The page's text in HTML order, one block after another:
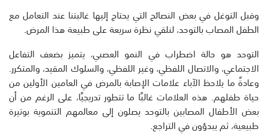
وقبل التوغل في بعض النصائح التي يحتاج إليها غالبتنا عند التعامل مع
الطفل المصاب بالتوحد، لنلقي نظرة سريعة على طبيعة هذا المرض.
التوحد هو حالة اضطراب في النمو العصبي، يتميز بضعف التفاعل
الاجتماعي، والاتصال اللفظي، وغير اللفظي، والسلوك المقيد، والمتكرر.
وعادةً ما يلاحظ الآباء علامات الإصابة بالمرض في العامين الأولين من
حياة طفلهم. هذه العلامات غالبًا ما تتطور تدريجيًا، على الرغم من أن
بعض الأطفال المصابين بالتوحد يصلون إلى معالمهم التنموية بوتيرة
طبيعية، ثم يبدؤون في التراجع.